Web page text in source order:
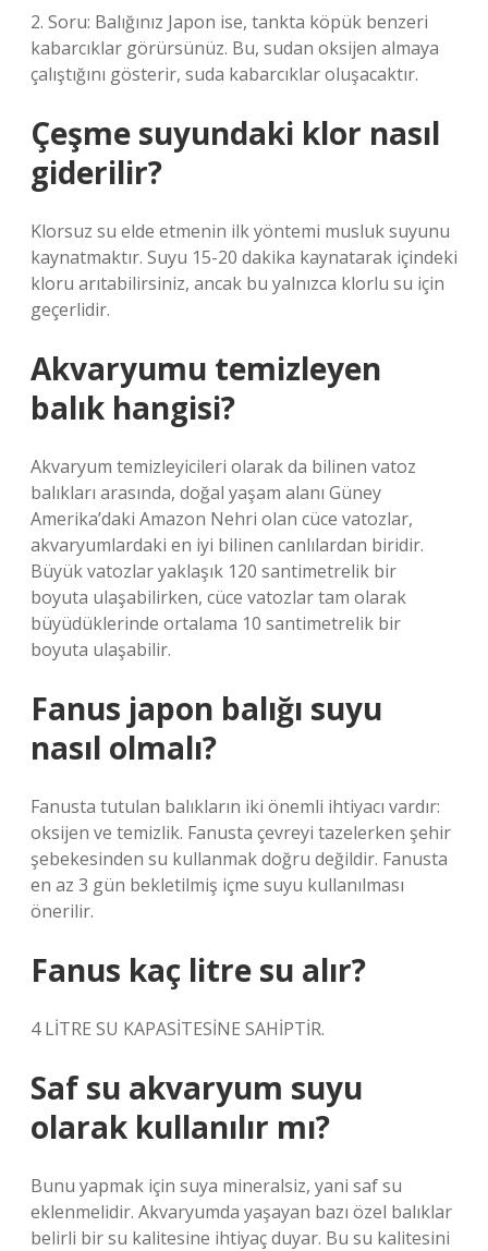
2. Soru: Balığınız Japon ise, tankta köpük benzeri
kabarcıklar görürsünüz. Bu, sudan oksijen almaya
çalıştığını gösterir, suda kabarcıklar oluşacaktır.
Çeşme suyundaki klor nasıl
giderilir?
Klorsuz su elde etmenin ilk yöntemi musluk suyunu
kaynatmaktır. Suyu 15-20 dakika kaynatarak içindeki
kloru arıtabilirsiniz, ancak bu yalnızca klorlu su için
geçerlidir.
Akvaryumu temizleyen
balık hangisi?
Akvaryum temizleyicileri olarak da bilinen vatoz
balıkları arasında, doğal yaşam alanı Güney
Amerika’daki Amazon Nehri olan cüce vatozlar,
akvaryumlardaki en iyi bilinen canlılardan biridir.
Büyük vatozlar yaklaşık 120 santimetrelik bir
boyuta ulaşabilirken, cüce vatozlar tam olarak
büyüdüklerinde ortalama 10 santimetrelik bir
boyuta ulaşabilir.
Fanus japon balığı suyu
nasıl olmalı?
Fanusta tutulan balıkların iki önemli ihtiyacı vardır:
oksijen ve temizlik. Fanusta çevreyi tazelerken şehir
şebekesinden su kullanmak doğru değildir. Fanusta
en az 3 gün bekletilmiş içme suyu kullanılması
önerilir.
Fanus kaç litre su alır?
4 LİTRE SU KAPASİTESİNE SAHİPTİR.
Saf su akvaryum suyu
olarak kullanılır mı?
Bunu yapmak için suya mineralsiz, yani saf su
eklenmelidir. Akvaryumda yaşayan bazı özel balıklar
belirli bir su kalitesine ihtiyaç duyar. Bu su kalitesini